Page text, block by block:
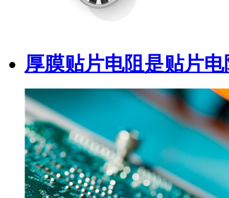
厚膜贴片电阻是贴片